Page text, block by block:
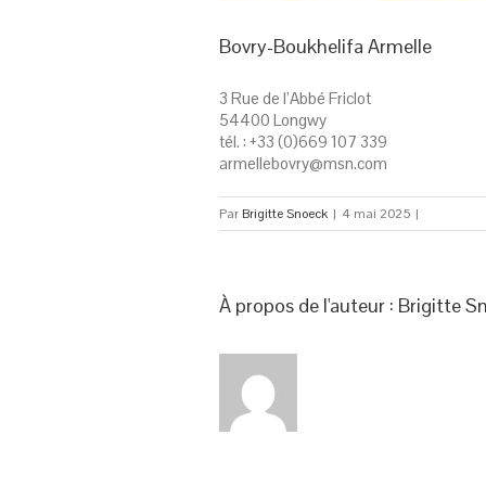
Bovry-Boukhelifa Armelle
3 Rue de l’Abbé Friclot
54400 Longwy
tél. : +33 (0)669 107 339
armellebovry@msn.com
Par Brigitte Snoeck | 4 mai 2025 |
À propos de l'auteur : Brigitte